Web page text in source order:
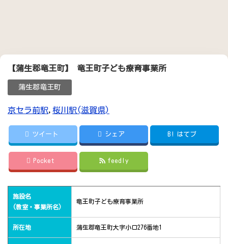
【蒲生郡竜王町】 竜王町子ども療育事業所
蒲生郡竜王町
京セラ前駅, 桜川駅(滋賀県)
ツイート シェア B! はてブ
Pocket feedly
施設名
(教室・事業所名)
竜王町子ども療育事業所
所在地 蒲生郡竜王町大字小口276番地1